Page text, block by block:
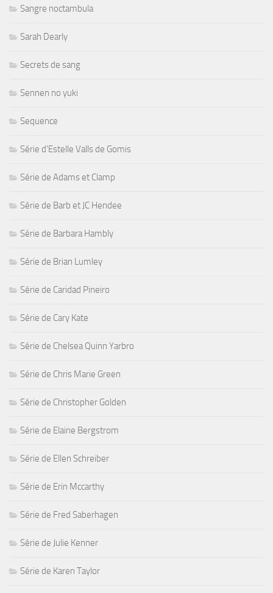
Sangre noctambula
Sarah Dearly
Secrets de sang
Sennen no yuki
Sequence
Série d'Estelle Valls de Gomis
Série de Adams et Clamp
Série de Barb et JC Hendee
Série de Barbara Hambly
Série de Brian Lumley
Série de Caridad Pineiro
Série de Cary Kate
Série de Chelsea Quinn Yarbro
Série de Chris Marie Green
Série de Christopher Golden
Série de Elaine Bergstrom
Série de Ellen Schreiber
Série de Erin Mccarthy
Série de Fred Saberhagen
Série de Julie Kenner
Série de Karen Taylor